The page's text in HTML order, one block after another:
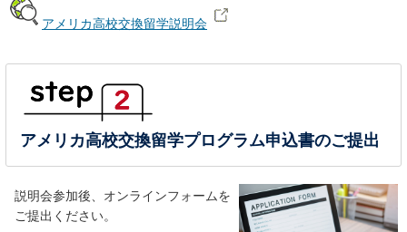
アメリカ高校交換留学説明会
アメリカ高校交換留学プログラム申込書のご提出
説明会参加後、オンラインフォームを
ご提出ください。